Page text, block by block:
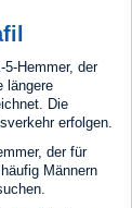
Hemmer, der
längere
Die
erfolgen.
der für
Männern